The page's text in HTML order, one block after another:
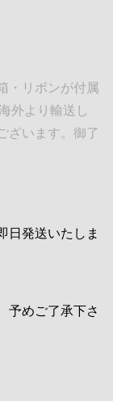
・リボンが付属
外より輸送し
ざいます。御了
日発送いたしま
予めご了承下さ